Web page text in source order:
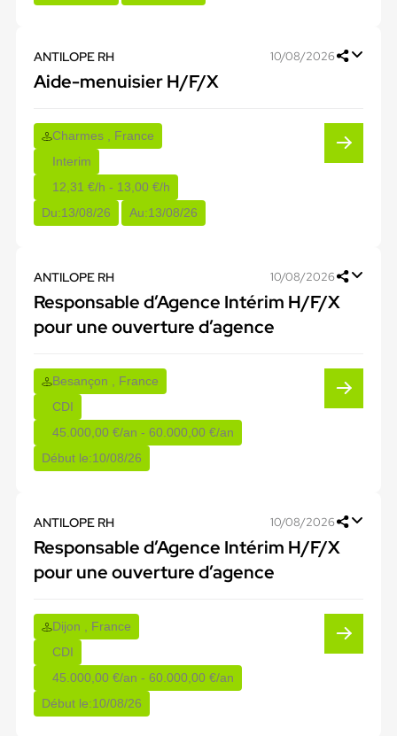
ANTILOPE RH 10/08/2026
Aide-menuisier H/F/X
Charmes , France
Interim
12,31 €/h - 13,00 €/h
Du:13/08/26 Au:13/08/26
ANTILOPE RH 10/08/2026
Responsable d’Agence Intérim H/F/X
pour une ouverture d’agence
Besançon , France
CDI
45.000,00 €/an - 60.000,00 €/an
Début le:10/08/26
ANTILOPE RH 10/08/2026
Responsable d’Agence Intérim H/F/X
pour une ouverture d’agence
Dijon , France
CDI
45.000,00 €/an - 60.000,00 €/an
Début le:10/08/26